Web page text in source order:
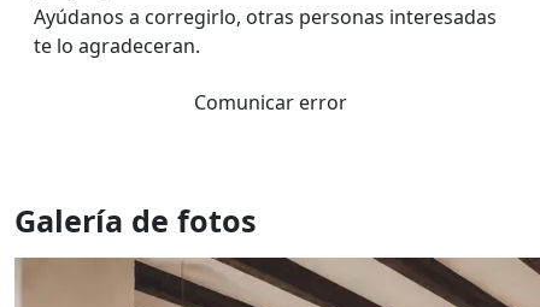
Ayúdanos a corregirlo, otras personas interesadas
te lo agradeceran.
Comunicar error
Galería de fotos